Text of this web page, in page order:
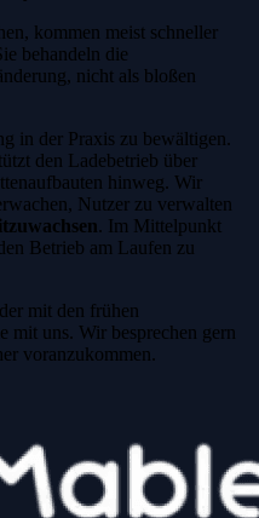
kommen meist schneller
behandeln die
nicht als bloßen
in der Praxis zu bewältigen.
den Ladebetrieb über
hinweg. Wir
Nutzer zu verwalten
. Im Mittelpunkt
Betrieb am Laufen zu
mit den frühen
mit uns. Wir besprechen gern
voranzukommen.